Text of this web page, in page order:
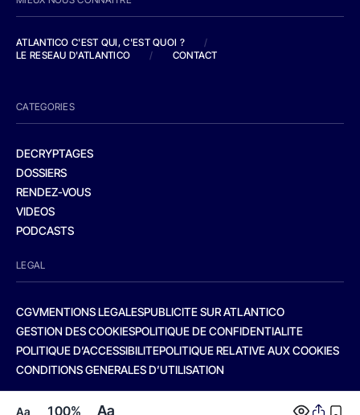
Aa 100% Aa
ATLANTICO C'EST QUI, C'EST QUOI ?
/
LE RESEAU D'ATLANTICO
/ CONTACT
CATEGORIES
DECRYPTAGES
DOSSIERS
RENDEZ-VOUS
VIDEOS
PODCASTS
LEGAL
CGVMENTIONS LEGALESPUBLICITE SUR ATLANTICO
GESTION DES COOKIESPOLITIQUE DE CONFIDENTIALITE
POLITIQUE D’ACCESSIBILITEPOLITIQUE RELATIVE AUX COOKIES
CONDITIONS GENERALES D’UTILISATION